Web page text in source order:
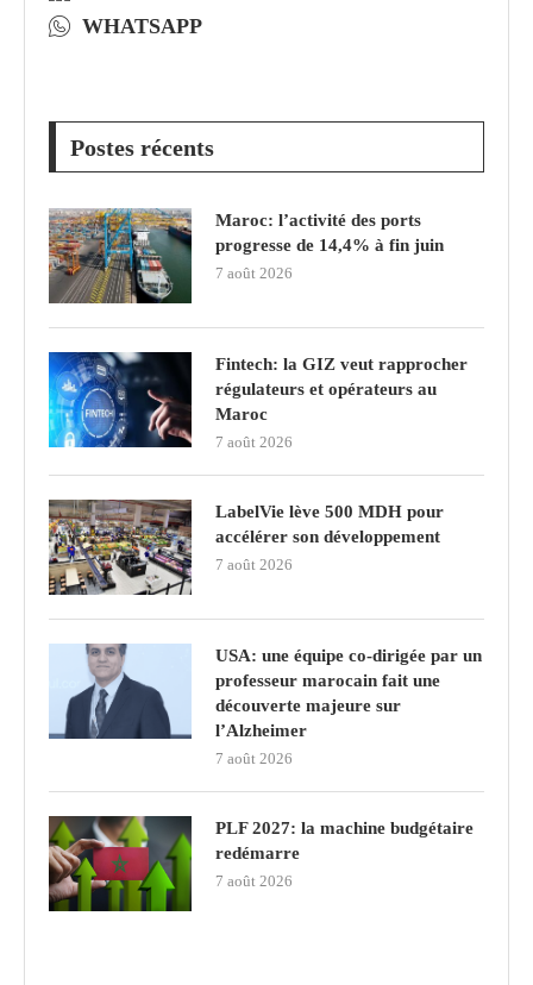
WHATSAPP
Postes récents
Maroc: l’activité des ports
progresse de 14,4% à fin juin
7 août 2026
Fintech: la GIZ veut rapprocher
régulateurs et opérateurs au
Maroc
7 août 2026
LabelVie lève 500 MDH pour
accélérer son développement
7 août 2026
USA: une équipe co-dirigée par un
professeur marocain fait une
découverte majeure sur
l’Alzheimer
7 août 2026
PLF 2027: la machine budgétaire
redémarre
7 août 2026